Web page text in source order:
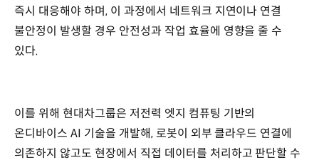
즉시 대응해야 하며, 이 과정에서 네트워크 지연이나 연결
불안정이 발생할 경우 안전성과 작업 효율에 영향을 줄 수
있다.
이를 위해 현대차그룹은 저전력 엣지 컴퓨팅 기반의
온디바이스 AI 기술을 개발해, 로봇이 외부 클라우드 연결에
의존하지 않고도 현장에서 직접 데이터를 처리하고 판단할 수